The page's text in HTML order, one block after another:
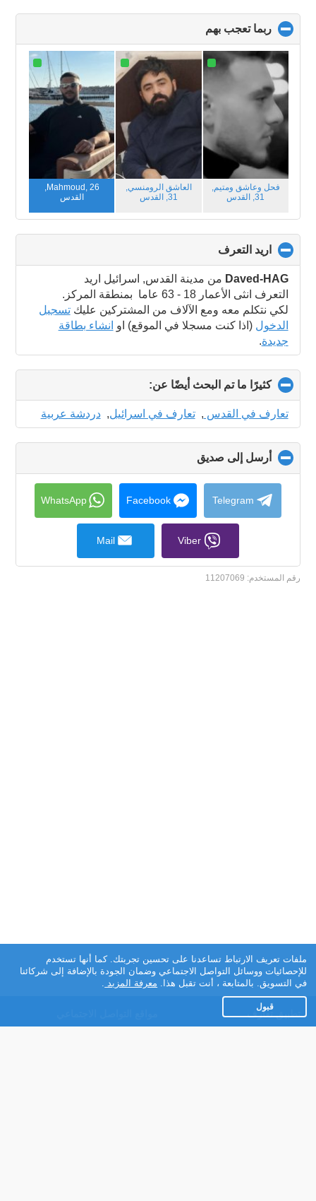
ربما تعجب بهم
to
collapse
contents
فحل وعاشق ومتيم,
31,
القدس
العاشق الرومنسي,
31,
القدس
Mahmoud, 26,
القدس
اريد التعرف
to
collapse
contents
Daved-HAG من مدينة القدس, اسرائيل اريد
التعرف انثى الأعمار 18 - 63 عاما بمنطقة المركز.
لكي نتكلم معه ومع الآلاف من المشتركين عليكتسجيل
الدخول (اذا كنت مسجلا في الموقع) او انشاء بطاقة
جديدة.
كثيرًا ما تم البحث أيضًا عن:
to
collapse
contents
تعارف في القدس ,تعارف في اسرائيل,دردشة عربية
أرسل إلى صديق
to
collapse
contents
Telegram
Facebook
WhatsApp
Viber
Mail
رقم المستخدم: 11207069
تطبيق تعارف
ملفات تعريف الارتباط تساعدنا على تحسين تجربتك. كما أنها تستخدم
للإحصائيات ووسائل التواصل الاجتماعي وضمان الجودة بالإضافة إلى شركائنا
في التسويق. بالمتابعة ، أنت تقبل هذا. معرفة المزيد .
قبول